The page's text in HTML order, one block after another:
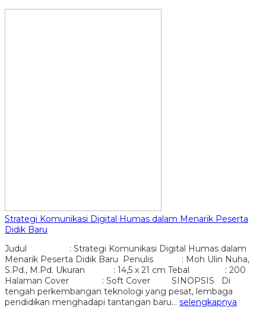
Strategi Komunikasi Digital Humas dalam Menarik Peserta
Didik Baru
Judul : Strategi Komunikasi Digital Humas dalam
Menarik Peserta Didik Baru Penulis : Moh Ulin Nuha,
S.Pd., M.Pd. Ukuran : 14,5 x 21 cm Tebal : 200
Halaman Cover : Soft Cover SINOPSIS Di
tengah perkembangan teknologi yang pesat, lembaga
pendidikan menghadapi tantangan baru… selengkapnya